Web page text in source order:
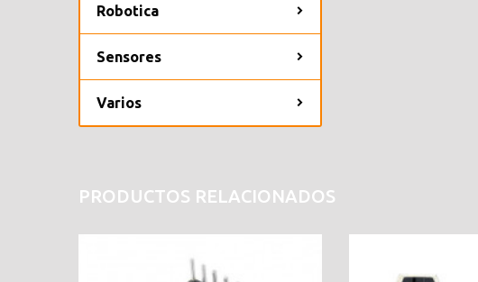
Robotica
Sensores
Varios
PRODUCTOS RELACIONADOS